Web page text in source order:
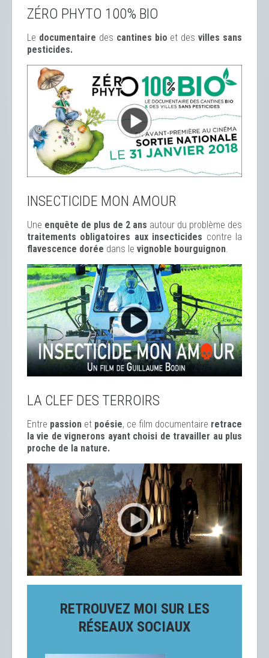
ZÉRO PHYTO 100% BIO
Le documentaire des cantines bio et desvilles sans
pesticides.
INSECTICIDE MON AMOUR
Une enquête de plus de 2 ans autour du problème des
traitements obligatoires aux insecticides contre la
flavescence dorée dans le vignoble bourguignon.
LA CLEF DES TERROIRS
Entre passion et poésie, ce film documentaire retrace
la vie de vignerons ayant choisi de travailler au plus
proche de la nature.
RETROUVEZ MOI SUR LES
RÉSEAUX SOCIAUX